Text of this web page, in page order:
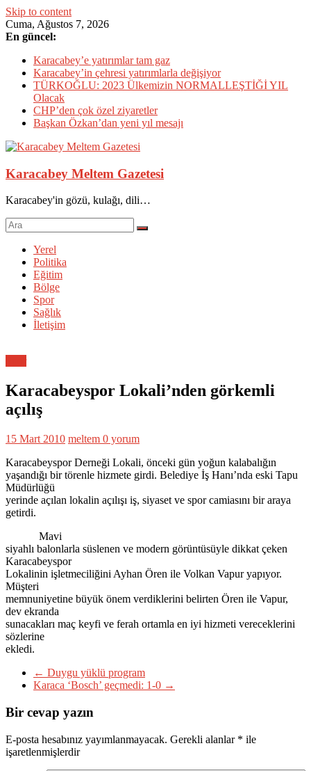
Skip to content
Cuma, Ağustos 7, 2026
En güncel:
Karacabey’e yatırımlar tam gaz
Karacabey’in çehresi yatırımlarla değişiyor
TÜRKOĞLU: 2023 Ülkemizin NORMALLEŞTİĞİ YIL
Olacak
CHP’den çok özel ziyaretler
Başkan Özkan’dan yeni yıl mesajı
Karacabey Meltem Gazetesi
Karacabey'in gözü, kulağı, dili…
Yerel
Politika
Eğitim
Bölge
Spor
Sağlık
İletişim
Karacabeyspor Lokali’nden görkemli
açılış
15 Mart 2010 meltem 0 yorum
Karacabeyspor Derneği Lokali, önceki gün yoğun kalabalığın
yaşandığı bir törenle hizmete girdi. Belediye İş Hanı’nda eski Tapu
Müdürlüğü
yerinde açılan lokalin açılışı iş, siyaset ve spor camiasını bir araya
getirdi.
Mavi
siyahlı balonlarla süslenen ve modern görüntüsüyle dikkat çeken
Karacabeyspor
Lokalinin işletmeciliğini Ayhan Ören ile Volkan Vapur yapıyor.
Müşteri
memnuniyetine büyük önem verdiklerini belirten Ören ile Vapur,
dev ekranda
sunacakları maç keyfi ve ferah ortamla en iyi hizmeti vereceklerini
sözlerine
ekledi.
← Duygu yüklü program
Karaca ‘Bosch’ geçmedi: 1-0 →
Bir cevap yazın
E-posta hesabınız yayımlanmayacak. Gerekli alanlar * ile
işaretlenmişlerdir